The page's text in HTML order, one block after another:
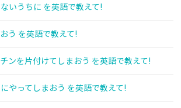
いうちに を英語で教えて!
う を英語で教えて!
ンを片付けてしまおう を英語で教えて!
やってしまおう を英語で教えて!